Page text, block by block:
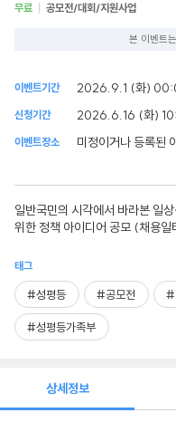
무료 공모전/대회/지원사업
본 이벤트
이벤트기간 2026.9.1 (화)
신청기간 2026.6.16 (화)
이벤트장소 미정이거나 등록된
일반국민의 시각에서 바라본 일
위한 정책 아이디어 공모 (채용
태그
#성평등 #공모전 #
#성평등가족부
상세정보